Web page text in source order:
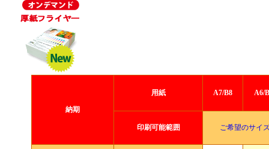
納期
用紙 A7/B8 A6/
印刷可能範囲 ご希望のサイ